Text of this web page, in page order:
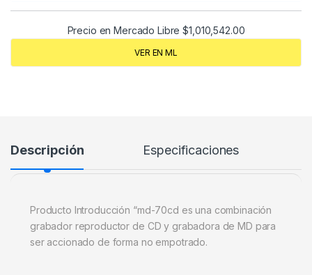
Precio en Mercado Libre$1,010,542.00
VER EN ML
Descripción Especificaciones
Producto Introducción “md-70cd es una combinación
grabador reproductor de CD y grabadora de MD para
ser accionado de forma no empotrado.